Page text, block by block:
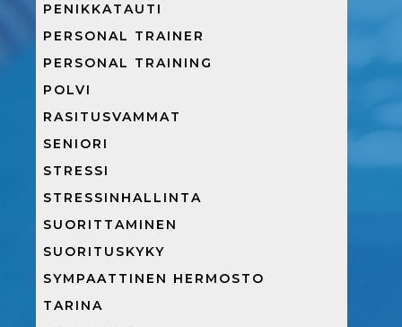
PENIKKATAUTI
PERSONAL TRAINER
PERSONAL TRAINING
POLVI
RASITUSVAMMAT
SENIORI
STRESSI
STRESSINHALLINTA
SUORITTAMINEN
SUORITUSKYKY
SYMPAATTINEN HERMOSTO
TARINA